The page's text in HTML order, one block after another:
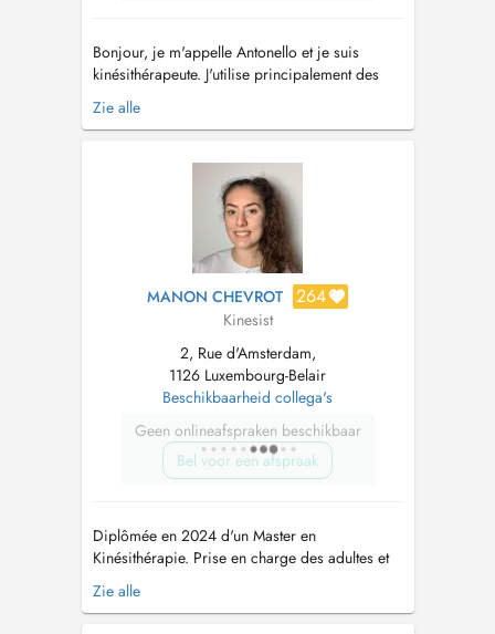
Bonjour, je m'appelle Antonello et je suis
kinésithérapeute. J'utilise principalement des
thérapies manuelles et des exercices, en
m'appuyant sur les meilleures pratiques
chaque patient. L'un de mes points forts est la
prise en charge des blessures sporti...
Zie alle
MANON CHEVROT 264
Kinesist
2, Rue d'Amsterdam,
1126 Luxembourg-Belair
Beschikbaarheid collega's
Geen onlineafspraken beschikbaar
Bel voor een afspraak
Diplômée en 2024 d'un Master en
Kinésithérapie. Prise en charge des adultes et
des enfants, avec un accompagnement adapté
au besoin de chaque patient. Consultation en
Zie alle